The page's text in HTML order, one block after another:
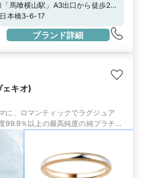
馬喰横山駅」A3出口から徒歩2分
線「人形町駅」A4出口から徒歩７
「馬喰町駅」西口改札から徒歩7分
本橋3-6-17
ブランド詳細
キオ)
に、ロマンティックでラグジュア
99.9％以上の最高純度の純プラチナ